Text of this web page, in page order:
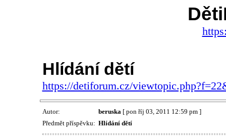
Hlídání dětí
https://detiforum.cz/
Autor: beruska[ pon říj 03, 2011 12:59 pm ]
Předmět příspěvku: Hlídání dětí